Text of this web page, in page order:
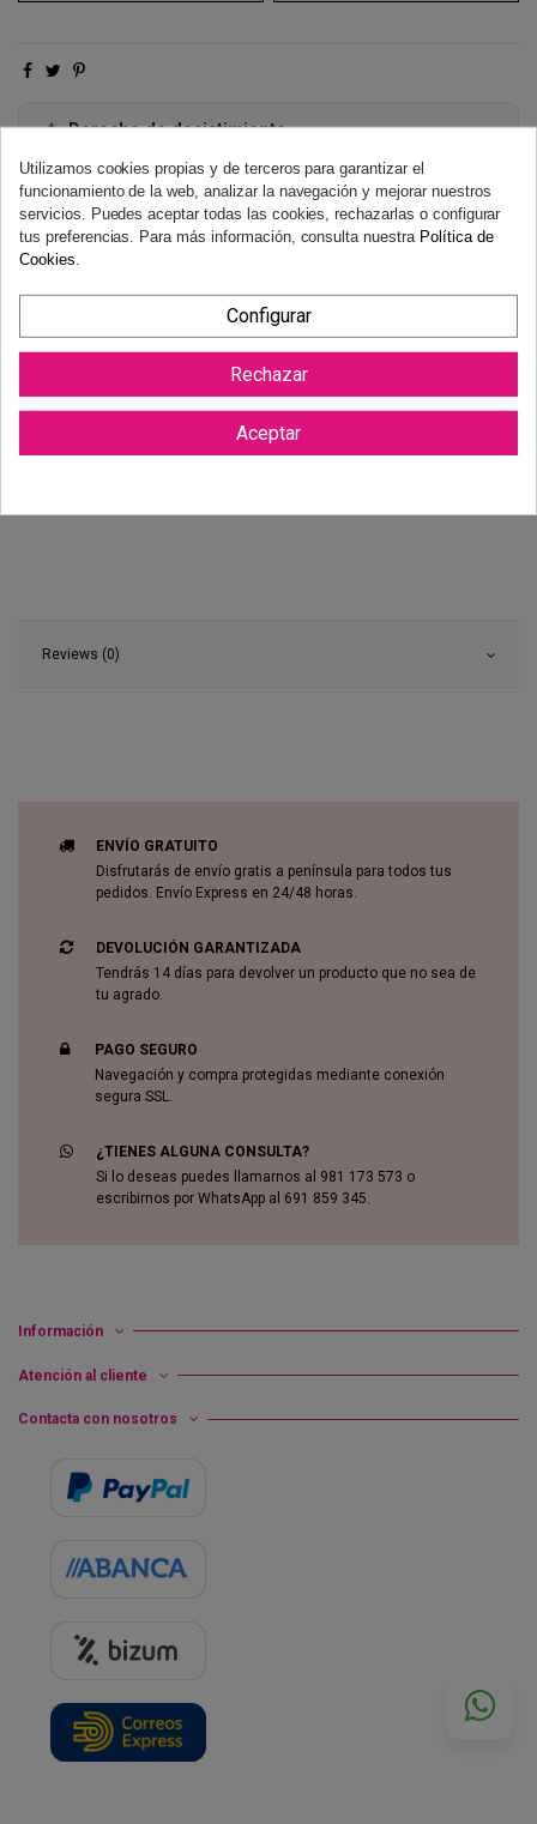
Derecho de desistimiento
necesidad de justificación.Más información
Reviews (0)
ENVÍO GRATUITO
Disfrutarás de envío gratis a península para todos tus
pedidos. Envío Express en 24/48 horas.
DEVOLUCIÓN GARANTIZADA
Tendrás 14 días para devolver un producto que no sea de
tu agrado.
PAGO SEGURO
Navegación y compra protegidas mediante conexión
segura SSL.
¿TIENES ALGUNA CONSULTA?
Si lo deseas puedes llamarnos al 981 173 573 o
escribirnos por WhatsApp al 691 859 345.
Información
Atención al cliente
Contacta con nosotros
Utilizamos cookies propias y de terceros para garantizar el
funcionamiento de la web, analizar la navegación y mejorar nuestros
servicios. Puedes aceptar todas las cookies, rechazarlas o configurar
tus preferencias. Para más información, consulta nuestra Política de
Cookies
Configurar
Rechazar
Aceptar